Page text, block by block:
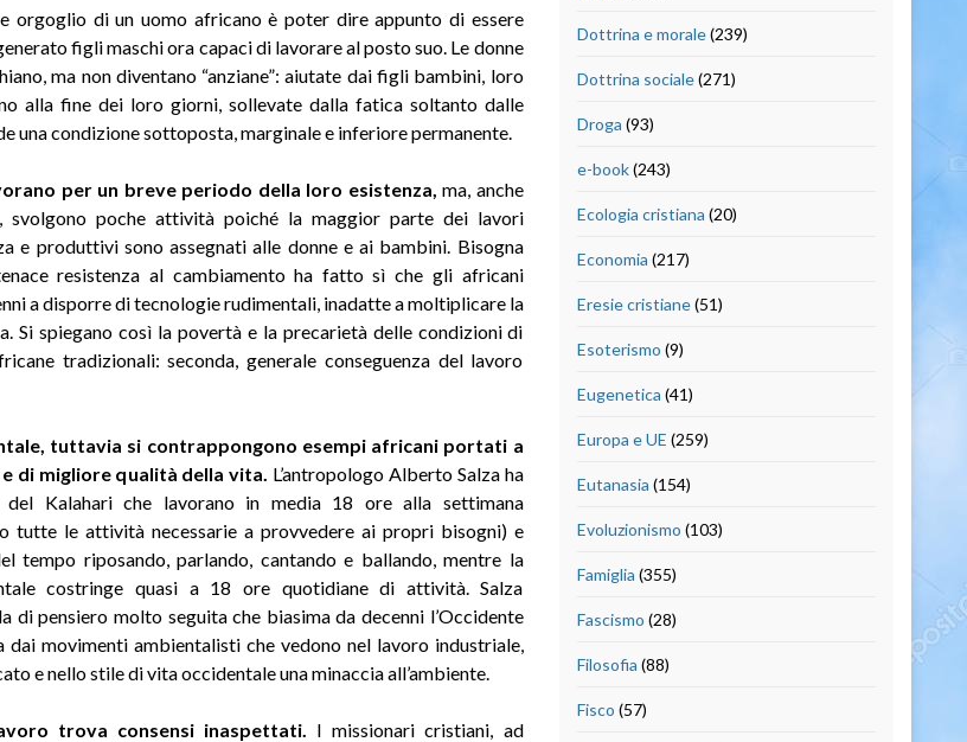
orgoglio di un uomo africano è poter dire appunto di essere
figli maschi ora capaci di lavorare al posto suo. Le donne
ma non diventano “anziane”: aiutate dai figli bambini, loro
alla fine dei loro giorni, sollevate dalla fatica soltanto dalle
una condizione sottoposta, marginale e inferiore permanente.
per un breve periodo della loro esistenza, ma, anche
svolgono poche attività poiché la maggior parte dei lavori
e produttivi sono assegnati alle donne e ai bambini. Bisogna
resistenza al cambiamento ha fatto sì che gli africani
a disporre di tecnologie rudimentali, inadatte a moltiplicare la
Si spiegano così la povertà e la precarietà delle condizioni di
tradizionali: seconda, generale conseguenza del lavoro
tuttavia si contrappongono esempi africani portati a
di migliore qualità della vita. L’antropologo Alberto Salza ha
del Kalahari che lavorano in media 18 ore alla settimana
tutte le attività necessarie a provvedere ai propri bisogni) e
tempo riposando, parlando, cantando e ballando, mentre la
costringe quasi a 18 ore quotidiane di attività. Salza
di pensiero molto seguita che biasima da decenni l’Occidente
dai movimenti ambientalisti che vedono nel lavoro industriale,
e nello stile di vita occidentale una minaccia all’ambiente.
trova consensi inaspettati.
I missionari cristiani, ad
Dottrina e morale(239)
Dottrina sociale(271)
Droga (93)
e-book(243)
Ecologia cristiana (20)
Economia (217)
Eresie cristiane(51)
Esoterismo (9)
Eugenetica (41)
Europa e UE (259)
Eutanasia (154)
Evoluzionismo (103)
Famiglia (355)
Fascismo (28)
Filosofia (88)
Fisco (57)